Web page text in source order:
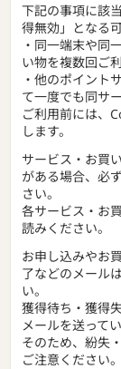
下記の事項に該
得無効」となる
・同一端末や同
い物を複数回ご
・他のポイント
て一度でも同サ
ご利用前には、
します。
サービス・お買
がある場合、必
さい。
各サービス・お
読みください。
お申し込みやお
了などのメール
い。
獲得待ち・獲得
メールを送って
そのため、紛失
ご注意ください。